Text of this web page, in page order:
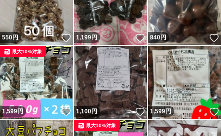
550円 いいね！
1,199円 いいね！
840円
1,599円 いいね！
最大10%対象
1,100円 いいね！
1,599円
最大10%対象